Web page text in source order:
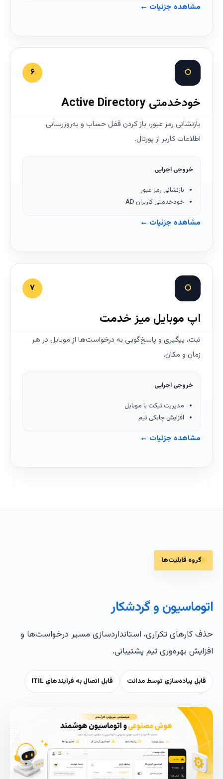
مشاهده جزئیات ←
◌ ۶
خودخدمتی Active Directory
بازنشانی رمز عبور، باز کردن قفل حساب و به‌روزرسانی
اطلاعات کاربر از پورتال.
خروجی اجرایی
بازنشانی رمز عبور
خودخدمتی کاربران AD
مشاهده جزئیات ←
◌ ۷
اپ موبایل میز خدمت
ثبت، پیگیری و پاسخ‌گویی به درخواست‌ها از موبایل در هر
زمان و مکان.
خروجی اجرایی
مدیریت تیکت با موبایل
افزایش چابکی تیم
مشاهده جزئیات ←
گروه قابلیت‌ها
اتوماسیون و گردشکار
حذف کارهای تکراری، استانداردسازی مسیر درخواست‌ها و
افزایش بهره‌وری تیم پشتیبانی.
قابل پیاده‌سازی توسط مدانت قابل اتصال به فرایندهای ITIL